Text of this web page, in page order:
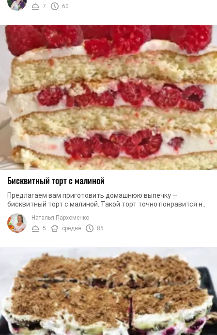
7
60
Бисквитный торт с малиной
Предлагаем вам приготовить домашнюю выпечку —
бисквитный торт с малиной. Такой торт точно понравится не
только вашим родным, но и гостям. Всегда ...
Наталья Пархоменко
5
средне 85